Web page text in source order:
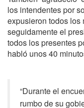
los intendentes por
expusieron todos
seguidamente el
todos los presentes
habló unos 40
“Durante el
rumbo de su